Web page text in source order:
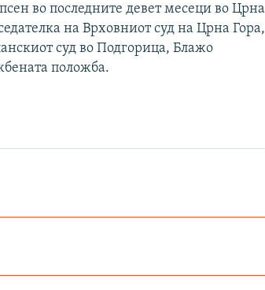
во последните девет месеци во Црна
на Врховниот суд на Црна Гора,
суд во Подгорица, Блажо
положба.